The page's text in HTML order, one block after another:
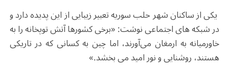
یکی از ساکنان شهر حلب سوریه تعبیر زیبایی از این پدیده دارد و
در شبکه های اجتماعی نوشت: «برخی کشورها آتش توپخانه را به
خاورمیانه به ارمغان می‌آورند، اما چین به کسانی که در تاریکی
هستند، روشنایی و نور امید می بخشد.»